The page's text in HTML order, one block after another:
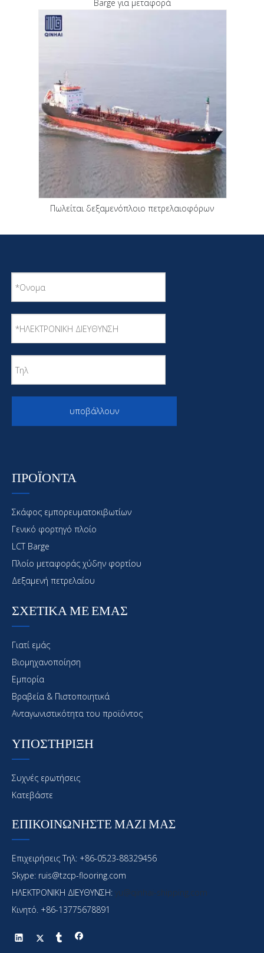
Barge για μεταφορά
Πωλείται δεξαμενόπλοιο πετρελαιοφόρων
υποβάλλουν
ΠΡΟΪΟΝΤΑ
Σκάφος εμπορευματοκιβωτίων
Γενικό φορτηγό πλοίο
LCT Barge
Πλοίο μεταφοράς χύδην φορτίου
Δεξαμενή πετρελαίου
ΣΧΕΤΙΚΑ ΜΕ ΕΜΑΣ
Γιατί εμάς
Βιομηχανοποίηση
Εμπορία
Βραβεία & Πιστοποιητικά
Ανταγωνιστικότητα του προϊόντος
ΥΠΟΣΤΗΡΙΞΗ
Συχνές ερωτήσεις
Κατεβάστε
ΕΠΙΚΟΙΝΩΝΗΣΤΕ ΜΑΖΙ ΜΑΣ
Επιχειρήσεις Τηλ: +86-0523-88329456
Skype: ruis@tzcp-flooring.com
ΗΛΕΚΤΡΟΝΙΚΗ ΔΙΕΥΘΥΝΣΗ: yu@qinhai-shipping.com
Κινητό. +86-13775678891